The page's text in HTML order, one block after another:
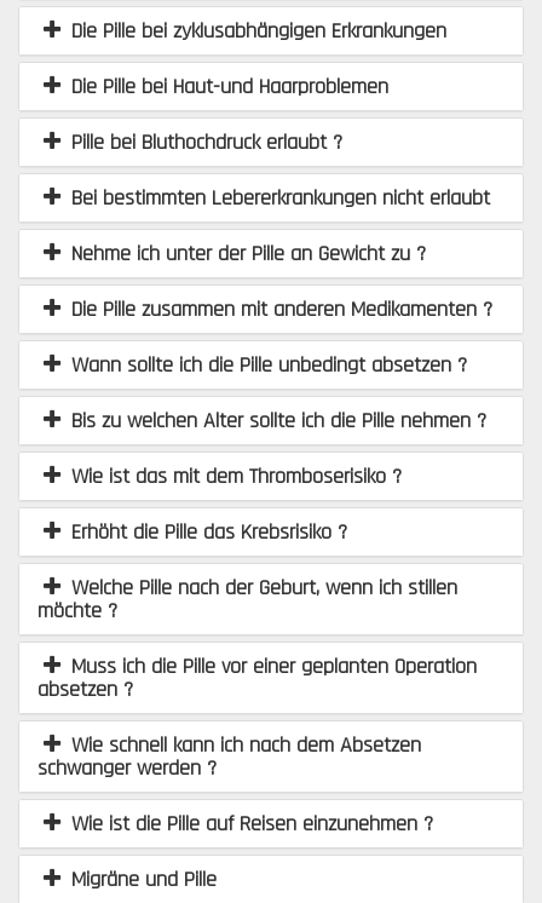
Die Pille bei zyklusabhängigen Erkrankungen
Die Pille bei Haut-und Haarproblemen
Pille bei Bluthochdruck erlaubt ?
Bei bestimmten Lebererkrankungen nicht erlaubt
Nehme ich unter der Pille an Gewicht zu ?
Die Pille zusammen mit anderen Medikamenten ?
Wann sollte ich die Pille unbedingt absetzen ?
Bis zu welchen Alter sollte ich die Pille nehmen ?
Wie ist das mit dem Thromboserisiko ?
Erhöht die Pille das Krebsrisiko ?
Welche Pille nach der Geburt, wenn ich stillen
möchte ?
Muss ich die Pille vor einer geplanten Operation
absetzen ?
Wie schnell kann ich nach dem Absetzen
schwanger werden ?
Wie ist die Pille auf Reisen einzunehmen ?
Migräne und Pille